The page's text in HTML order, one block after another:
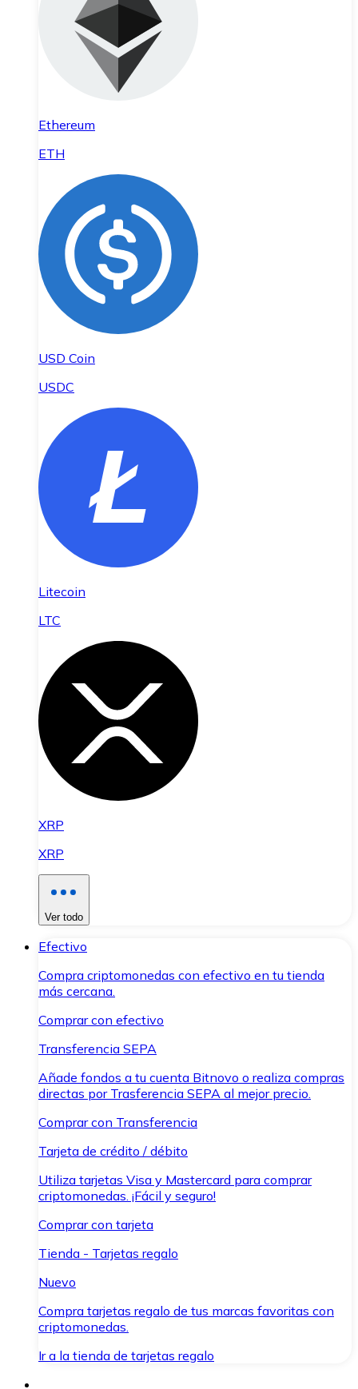
Ethereum
ETH
USD Coin
USDC
Litecoin
LTC
XRP
XRP
Ver todo
Efectivo
Compra criptomonedas con efectivo en tu tienda
más cercana.
Comprar con efectivo
Transferencia SEPA
Añade fondos a tu cuenta Bitnovo o realiza compras
directas por Trasferencia SEPA al mejor precio.
Comprar con Transferencia
Tarjeta de crédito / débito
Utiliza tarjetas Visa y Mastercard para comprar
criptomonedas. ¡Fácil y seguro!
Comprar con tarjeta
Tienda - Tarjetas regalo
Nuevo
Compra tarjetas regalo de tus marcas favoritas con
criptomonedas.
Ir a la tienda de tarjetas regalo